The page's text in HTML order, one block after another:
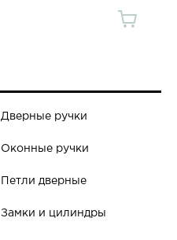
Дверные ручки
Оконные ручки
Петли дверные
Замки и цилиндры